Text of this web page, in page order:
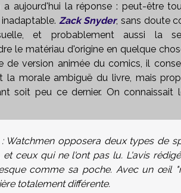
a aujourd'hui la réponse : peut-être
Zack Snyder, sans doute
et probablement aussi la
le matériau d'origine en quelque
version animée du comics, il
la morale ambiguë du livre, mais
soit peu ce dernier. On connaissait
Watchmen opposera deux types de
et ceux qui ne l'ont pas lu. L'avis
comme sa poche. Avec un œil
totalement différente.